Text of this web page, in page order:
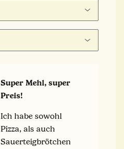
Super Mehl, super
Preis!
Ich habe sowohl
Pizza, als auch
Sauerteigbrötchen